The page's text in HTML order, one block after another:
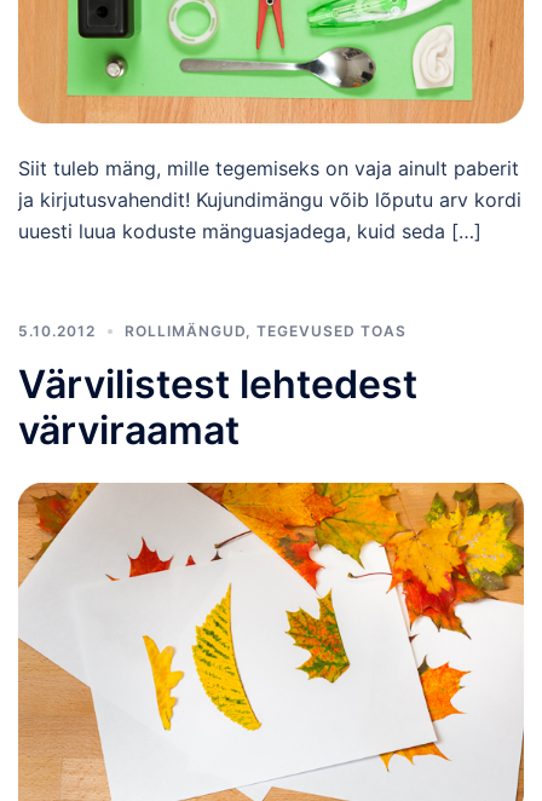
Siit tuleb mäng, mille tegemiseks on vaja ainult paberit
ja kirjutusvahendit! Kujundimängu võib lõputu arv kordi
uuesti luua koduste mänguasjadega, kuid seda […]
5.10.2012 ROLLIMÄNGUD TEGEVUSED TOAS
Värvilistest lehtedest
värviraamat